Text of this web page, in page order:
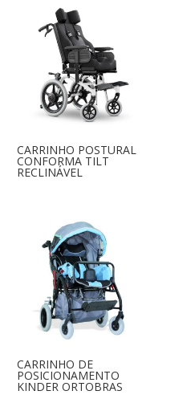
CARRINHO POSTURAL
CONFORMA TILT
RECLINÁVEL
CARRINHO DE
POSICIONAMENTO
KINDER ORTOBRAS